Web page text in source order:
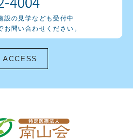
設の見学なども受付中
お問い合わせください。
ACCESS